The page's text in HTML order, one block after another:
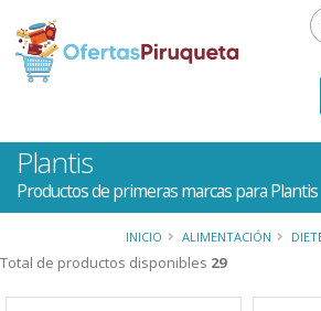
Plantis
Productos de primeras marcas para Plantis
INICIO ALIMENTACIÓN
Total de productos disponibles 29